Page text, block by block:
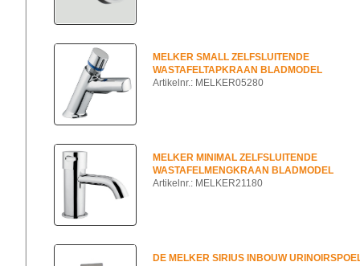
MELKER SMALL ZELFSLUITENDE
WASTAFELTAPKRAAN BLADMODEL
Artikelnr.: MELKER05280
MELKER MINIMAL ZELFSLUITENDE
WASTAFELMENGKRAAN BLADMODEL
Artikelnr.: MELKER21180
DE MELKER SIRIUS INBOUW